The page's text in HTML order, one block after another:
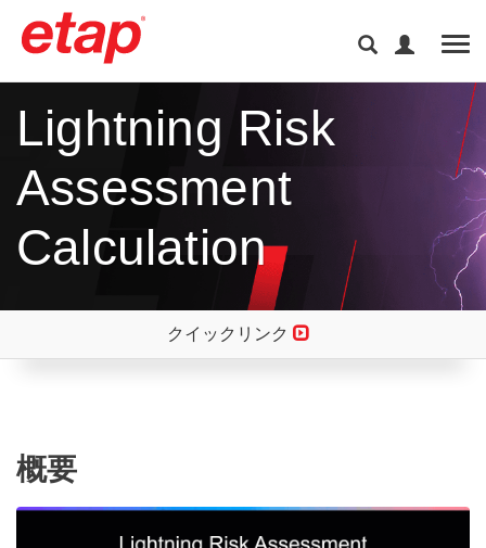
Lightning Risk
Assessment
Calculation
クイックリンク
概要